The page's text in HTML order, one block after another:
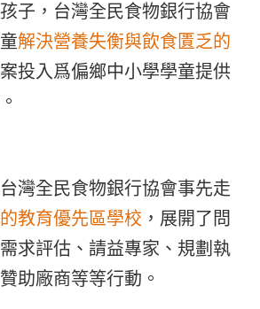
子，台灣全民食物銀行協會
解決營養失衡與飲食匱乏的
案投入爲偏鄉中小學學童提供
灣全民食物銀行協會事先走
教育優先區學校 ，展開了問
求評估、請益專家、規劃執
助廠商等等行動。